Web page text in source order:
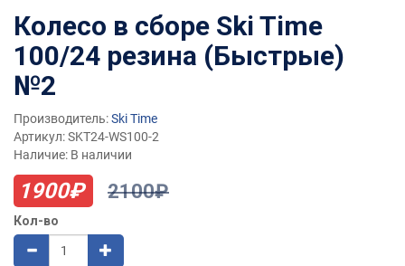
Колесо в сборе Ski Time
100/24 резина (Быстрые)
№2
Производитель:Ski Time
Артикул: SKT24-WS100-2
Наличие: В наличии
1900₽ 2100₽
Кол-во